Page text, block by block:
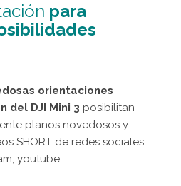
para
orientaciones
del DJI Mini 3 posibilitan
planos novedosos y
SHORT de redes sociales
youtube...